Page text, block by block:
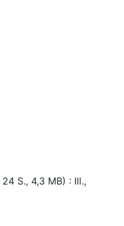
S., 4,3 MB) : Ill.,